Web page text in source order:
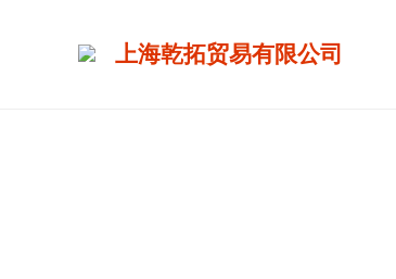
上海乾拓贸易有限公司